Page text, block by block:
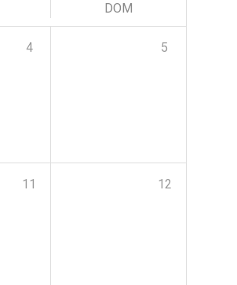
DOM
4 5
11 12